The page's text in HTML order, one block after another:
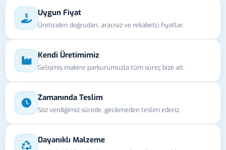
Uygun Fiyat
Üreticiden doğrudan, aracısız ve rekabetçi fiyatlar.
Kendi Üretimimiz
Gelişmiş makine parkurumuzla tüm süreç bize ait.
Zamanında Teslim
Söz verdiğimiz sürede, gecikmeden teslim ederiz.
Dayanıklı Malzeme